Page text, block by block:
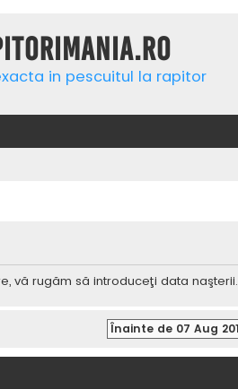
in pescuitul la rapitor
vă rugăm să introduceţi data naşterii.